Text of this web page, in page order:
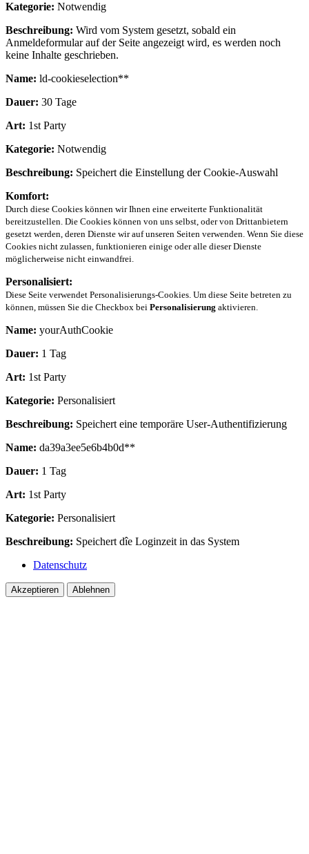
Kategorie: Notwendig
Beschreibung: Wird vom System gesetzt, sobald ein
Anmeldeformular auf der Seite angezeigt wird, es werden noch
keine Inhalte geschrieben.
Name: ld-cookieselection**
Dauer: 30 Tage
Art: 1st Party
Kategorie: Notwendig
Beschreibung: Speichert die Einstellung der Cookie-Auswahl
Komfort:
Durch diese Cookies können wir Ihnen eine erweiterte Funktionalität
bereitzustellen. Die Cookies können von uns selbst, oder von Drittanbietern
gesetzt werden, deren Dienste wir auf unseren Seiten verwenden. Wenn Sie diese
Cookies nicht zulassen, funktionieren einige oder alle dieser Dienste
möglicherweise nicht einwandfrei.
Personalisiert:
Diese Seite verwendet Personalisierungs-Cookies. Um diese Seite betreten zu
können, müssen Sie die Checkbox bei Personalisierung aktivieren.
Name: yourAuthCookie
Dauer: 1 Tag
Art: 1st Party
Kategorie: Personalisiert
Beschreibung: Speichert eine temporäre User-Authentifizierung
Name: da39a3ee5e6b4b0d**
Dauer: 1 Tag
Art: 1st Party
Kategorie: Personalisiert
Beschreibung: Speichert dîe Loginzeit in das System
Datenschutz
Akzeptieren Ablehnen